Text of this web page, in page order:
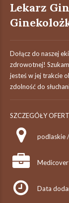
Lekarz
Dołącz do naszej
zdrowotnej!
jesteś w jej trakcie
zdolność do
SZCZEGÓŁY
podlaskie
Medicover
Data